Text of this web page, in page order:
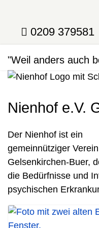
0209 379581
"Weil anders auch
Nienhof e.V.
Der Nienhof ist ein
gemeinnütziger
Gelsenkirchen-Buer,
die Bedürfnisse und
psychischen